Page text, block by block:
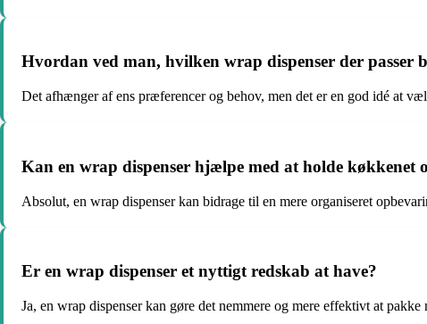
Hvordan ved man, hvilken wrap dispenser der passer
Det afhænger af ens præferencer og behov, men det er en god idé at
Kan en wrap dispenser hjælpe med at holde køkkenet
Absolut, en wrap dispenser kan bidrage til en mere organiseret
Er en wrap dispenser et nyttigt redskab at have?
Ja, en wrap dispenser kan gøre det nemmere og mere effektivt at